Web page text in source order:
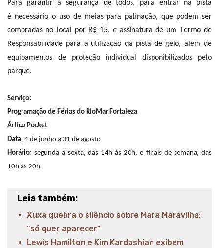
Para garantir a segurança de todos, para entrar na pista
é necessário o uso de meias para patinação, que podem ser
compradas no local por R$ 15, e assinatura de um Termo de
Responsabilidade para a utilização da pista de gelo, além de
equipamentos de proteção individual disponibilizados pelo
parque.
Serviço:
Programação de Férias do RioMar Fortaleza
Ártico Pocket
Data: 4 de junho a 31 de agosto
Horário: segunda a sexta, das 14h às 20h, e finais de semana, das
10h às 20h
Leia também:
Xuxa quebra o silêncio sobre Mara Maravilha:
"só quer aparecer"
Lewis Hamilton e Kim Kardashian exibem